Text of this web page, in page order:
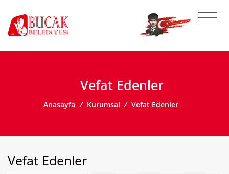
Vefat Edenler
Anasayfa / Kurumsal / Vefat Edenler
Vefat Edenler